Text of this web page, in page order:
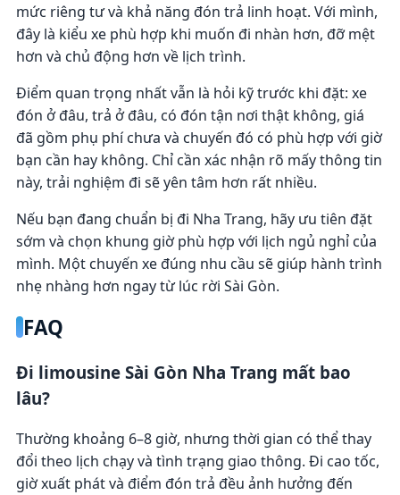
mức riêng tư và khả năng đón trả linh hoạt. Với mình,
đây là kiểu xe phù hợp khi muốn đi nhàn hơn, đỡ mệt
hơn và chủ động hơn về lịch trình.
Điểm quan trọng nhất vẫn là hỏi kỹ trước khi đặt: xe
đón ở đâu, trả ở đâu, có đón tận nơi thật không, giá
đã gồm phụ phí chưa và chuyến đó có phù hợp với giờ
bạn cần hay không. Chỉ cần xác nhận rõ mấy thông tin
này, trải nghiệm đi sẽ yên tâm hơn rất nhiều.
Nếu bạn đang chuẩn bị đi Nha Trang, hãy ưu tiên đặt
sớm và chọn khung giờ phù hợp với lịch ngủ nghỉ của
mình. Một chuyến xe đúng nhu cầu sẽ giúp hành trình
nhẹ nhàng hơn ngay từ lúc rời Sài Gòn.
FAQ
Đi limousine Sài Gòn Nha Trang mất bao
lâu?
Thường khoảng 6–8 giờ, nhưng thời gian có thể thay
đổi theo lịch chạy và tình trạng giao thông. Đi cao tốc,
giờ xuất phát và điểm đón trả đều ảnh hưởng đến